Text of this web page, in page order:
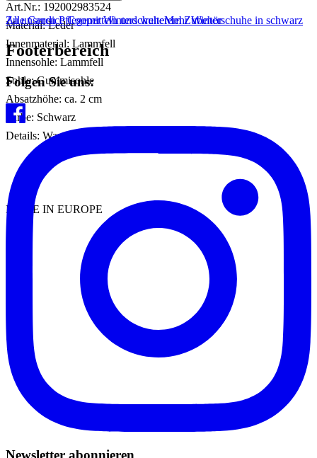
Art.Nr.: 192002983524
Material: Leder
Innenmaterial: Lammfell
Innensohle: Lammfell
Sohle: Gummisohle
Absatzhöhe: ca. 2 cm
Farbe: Schwarz
Details: Warmfutter
MADE IN EUROPE
Zu unseren Pflegemitteln und weiterem Zubehör
Alle Candice Cooper WinterschuheMehr Winterschuhe in schwarz
Footerbereich
Folgen Sie uns:
Newsletter abonnieren